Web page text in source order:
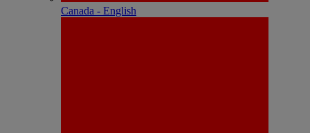
Canada - English